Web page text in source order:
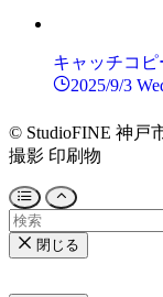
キャッチコピ
2025/9/3
© StudioFINE 神戸
撮影 印刷物
閉じる